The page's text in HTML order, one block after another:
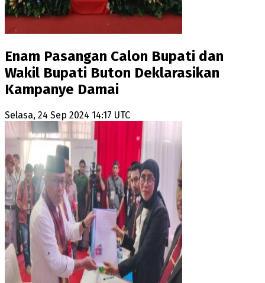
Enam Pasangan Calon Bupati dan
Wakil Bupati Buton Deklarasikan
Kampanye Damai
Selasa, 24 Sep 2024 14:17 UTC